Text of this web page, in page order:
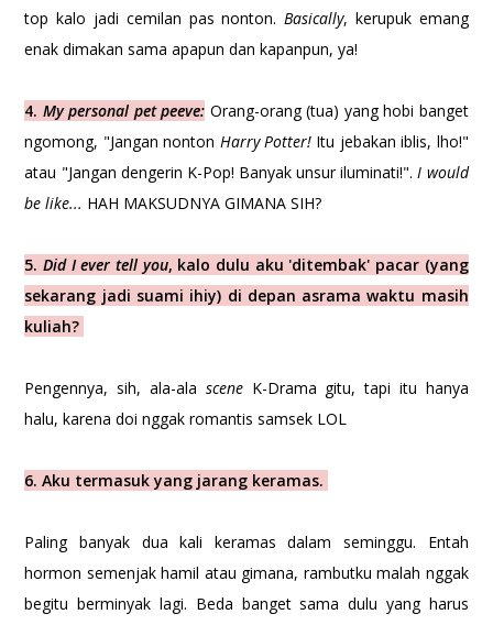
top kalo jadi cemilan pas nonton.Basically, kerupuk emang
enak dimakan sama apapun dan kapanpun, ya!
4. My personal pet peeve: Orang-orang (tua) yang hobi banget
ngomong, "Jangan nonton Harry Potter! Itu jebakan iblis, lho!"
atau "Jangan dengerin K-Pop! Banyak unsur iluminati!".I would
be like... HAH MAKSUDNYA GIMANA SIH?
5.Did I ever tell you, kalo dulu aku 'ditembak' pacar (yang
sekarang jadi suami ihiy) di depan asrama waktu masih
kuliah?
Pengennya, sih, ala-ala scene K-Drama gitu, tapi itu hanya
halu, karena doi nggak romantis samsek LOL
6. Aku termasuk yang jarang keramas.
Paling banyak dua kali keramas dalam seminggu. Entah
hormon semenjak hamil atau gimana, rambutku malah nggak
begitu berminyak lagi. Beda banget sama dulu yang harus